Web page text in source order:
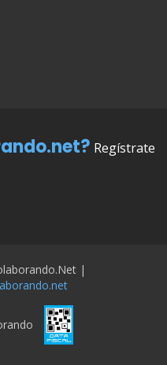
Regístrate
|